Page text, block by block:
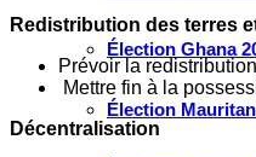
Élection Ghana
Élection
Redistribution des terres
Prévoir la
Mettre fin à la
Décentralisation